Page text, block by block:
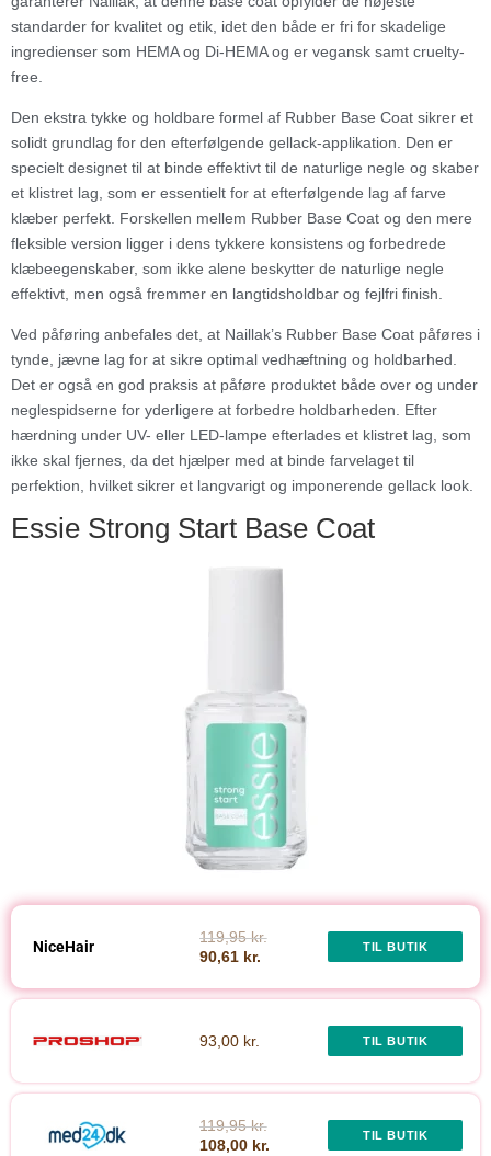
standarder for kvalitet og etik, idet den både er fri for skadelige
ingredienser som HEMA og Di-HEMA og er vegansk samt cruelty-
free.
Den ekstra tykke og holdbare formel af Rubber Base Coat sikrer et
solidt grundlag for den efterfølgende gellack-applikation. Den er
specielt designet til at binde effektivt til de naturlige negle og skaber
et klistret lag, som er essentielt for at efterfølgende lag af farve
klæber perfekt. Forskellen mellem Rubber Base Coat og den mere
fleksible version ligger i dens tykkere konsistens og forbedrede
klæbeegenskaber, som ikke alene beskytter de naturlige negle
effektivt, men også fremmer en langtidsholdbar og fejlfri finish.
Ved påføring anbefales det, at Naillak’s Rubber Base Coat påføres i
tynde, jævne lag for at sikre optimal vedhæftning og holdbarhed.
Det er også en god praksis at påføre produktet både over og under
neglespidserne for yderligere at forbedre holdbarheden. Efter
hærdning under UV- eller LED-lampe efterlades et klistret lag, som
ikke skal fjernes, da det hjælper med at binde farvelaget til
perfektion, hvilket sikrer et langvarigt og imponerende gellack look.
Essie Strong Start Base Coat
NiceHair
119,95 kr.
90,61 kr.
TIL BUTIK
93,00 kr. TIL BUTIK
119,95 kr.
108,00 kr.
TIL BUTIK